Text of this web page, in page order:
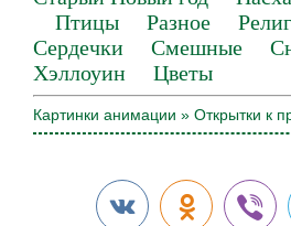
Птицы
Разное
Сердечки
Смешные
Хэллоуин
Цветы
Картинки анимации » Открытки к